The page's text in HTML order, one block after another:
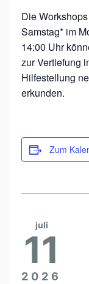
S
H
O
P
S
Ü
R
R
E
N
Die
Samstag* im
14:00 Uhr
zur Vertiefung
Hilfestellung
erkunden.
Zum
juli
11
2026